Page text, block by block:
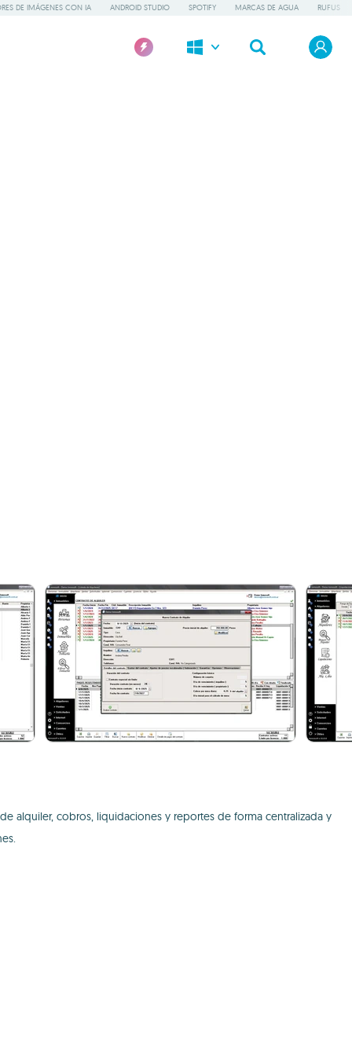
DE IMÁGENES CON IA ANDROID STUDIO SPOTIFY MARCAS DE AGUA RUFUS
alquiler, cobros, liquidaciones y reportes de forma centralizada y